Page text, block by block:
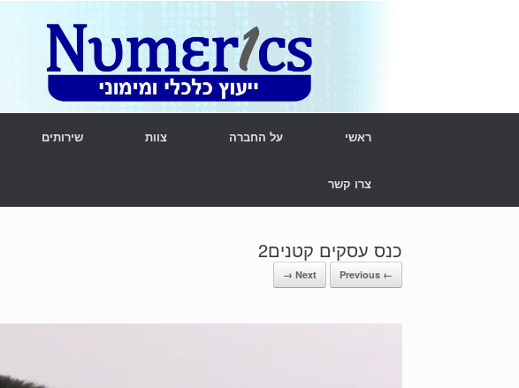
ראשי על החברה צוות שירותים
צרו קשר
כנס עסקים קטנים2
← Previous
Next →